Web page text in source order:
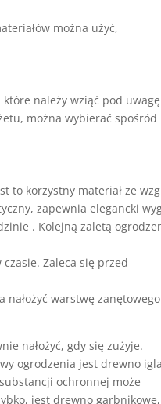
można użyć,
należy wziąć pod uwagę
można wybierać spośród
to korzystny materiał ze
zapewnia elegancki
. Kolejną zaletą
Zaleca się przed
warstwę
nałożyć, gdy się zużyje.
ogrodzenia jest drewno
ochronnej może
jest drewno